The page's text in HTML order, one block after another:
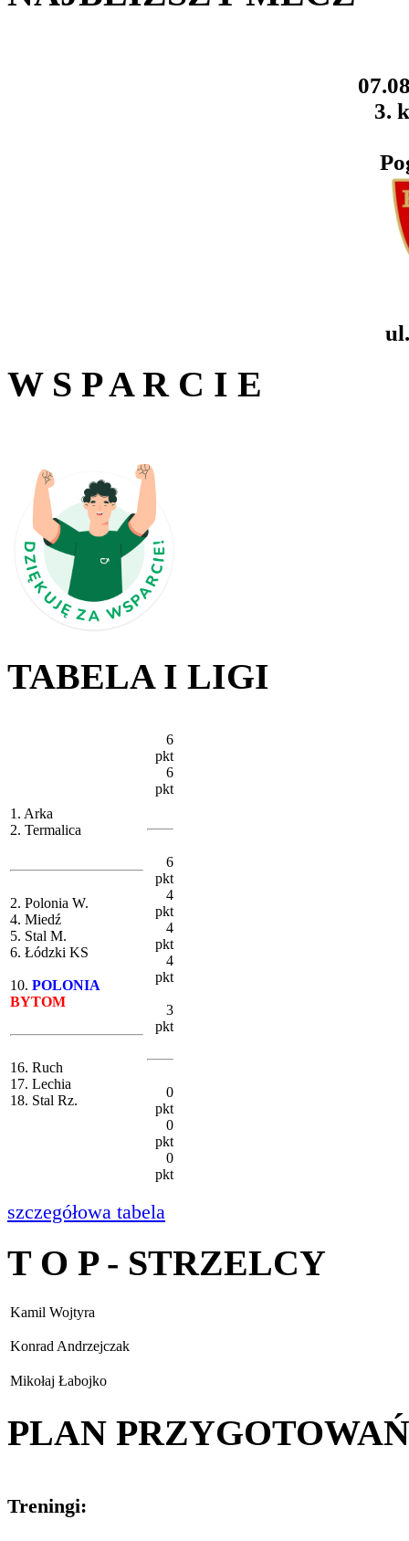
3.
W S P A R C I E
TABELA I LIGI
1. Arka
2. Termalica
2. Polonia W.
4. Miedź
5. Stal M.
6. Łódzki KS
10. POLONIA
BYTOM
16. Ruch
17. Lechia
18. Stal Rz.
6
pkt
6
pkt
6
pkt
4
pkt
4
pkt
4
pkt
3
pkt
0
pkt
0
pkt
0
pkt
szczegółowa tabela
T O P - STRZELCY
Kamil Wojtyra
Konrad Andrzejczak
Mikołaj Łabojko
PLAN PRZYGOTOWAŃ
Treningi: